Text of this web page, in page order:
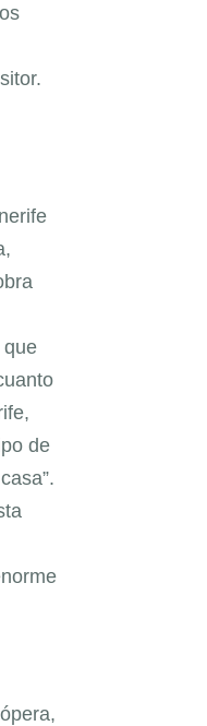
que
de